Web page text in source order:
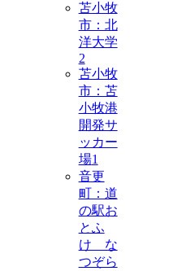
苫小牧
市：北
洋大学
2
苫小牧
市：苫
小牧港
開発サ
ッカー
場1
音更
町：道
の駅お
とふ
け な
つぞら